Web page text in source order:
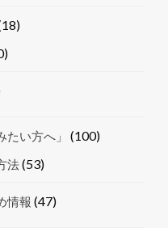
い方へ」 (100)
法(53)
情報 (47)